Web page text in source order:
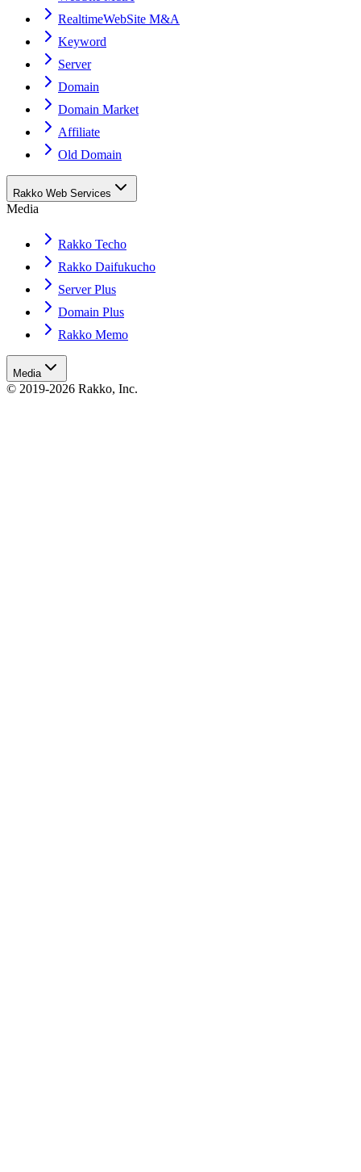
RealtimeWebSite M&A
Keyword
Server
Domain
Domain Market
Affiliate
Old Domain
Rakko Web Services
Media
Rakko Techo
Rakko Daifukucho
Server Plus
Domain Plus
Rakko Memo
Media
© 2019-2026 Rakko, Inc.